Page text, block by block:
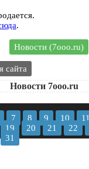
.
Новости (7ooo.ru)
сайта
Новости 7ooo.ru
7 8 9 10 11
19 20 21 22
31